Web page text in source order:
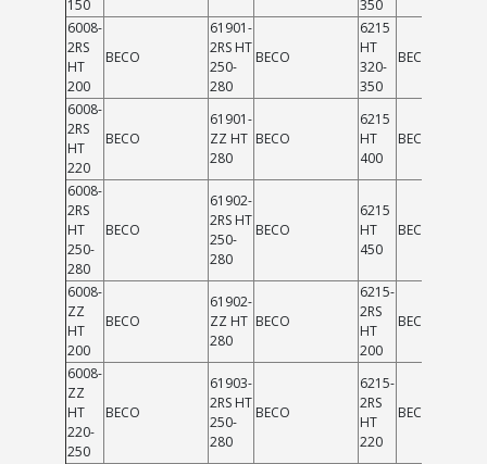
150
350
6008-
2RS
HT
200
BECO
61901-
2RS HT
250-
280
BECO
6215
HT
320-
350
BECO
6008-
2RS
HT
220
BECO
61901-
ZZ HT
280
BECO
6215
HT
400
BECO
6008-
2RS
HT
250-
280
BECO
61902-
2RS HT
250-
280
BECO
6215
HT
450
BECO
6008-
ZZ
HT
200
BECO
61902-
ZZ HT
280
BECO
6215-
2RS
HT
200
BECO
6008-
ZZ
HT
220-
250
BECO
61903-
2RS HT
250-
280
BECO
6215-
2RS
HT
220
BECO